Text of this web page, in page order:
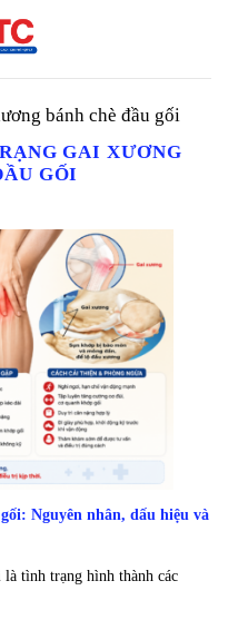
bánh chè đầu gối
GAI XƯƠNG
GỐI
Nguyên nhân, dấu hiệu và
tình trạng hình thành các